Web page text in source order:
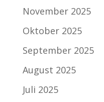
November 2025
Oktober 2025
September 2025
August 2025
Juli 2025